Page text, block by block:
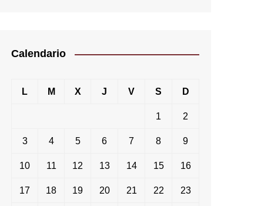
Calendario
L M X J V S D
1 2
3 4 5 6 7 8 9
10 11 12 13 14 15 16
17 18 19 20 21 22 23